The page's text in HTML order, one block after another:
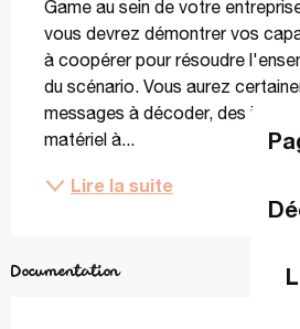
Game au sein de votre
vous devrez démontrer vos
à coopérer pour résoudre
du scénario. Vous aurez
messages à décoder, des
matériel à...
Lire la suite
Documentation